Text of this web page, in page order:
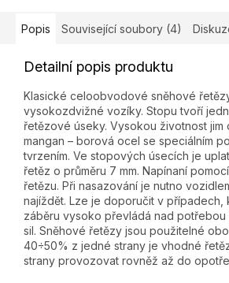
Popis Související soubory (4)
Detailní popis produktu
Klasické celoobvodové sněhové
vysokozdvižné vozíky. Stopu tvoří
řetězové úseky. Vysokou životnost jim
mangan – borová ocel se speciálním
tvrzením. Ve stopových úsecích je
řetěz o průměru 7 mm. Napínaní
řetězu. Při nasazování je nutno
najíždět. Lze je doporučit v
záběru vysoko převládá nad
sil. Sněhové řetězy jsou použitelné
40÷50% z jedné strany je vhodné
strany provozovat rovněž až do